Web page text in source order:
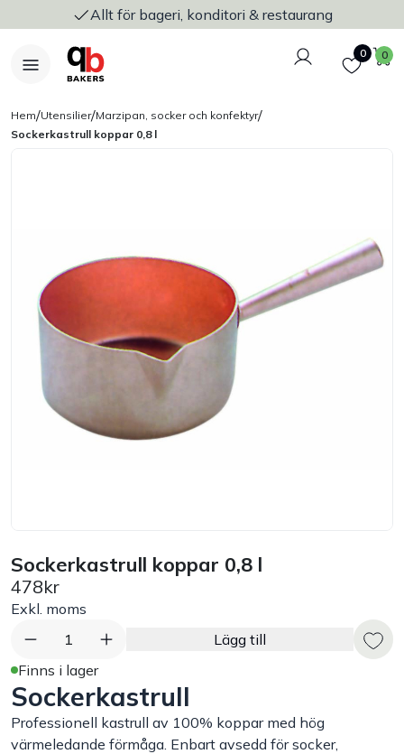
Allt för bageri, konditori & restaurang
Logga in
Favoriter
0 0
Bageriplåtar & bakformar
Stickvagnar & transport
Exponering & servering
Städutrustning
Arbetskläder
Plåtbyte
Hem/Utensilier/Marzipan, socker och konfektyr/
Sockerkastrull koppar 0,8 l
Sockerkastrull koppar 0,8 l
478kr
Exkl. moms
1
Lägg till
Finns i lager
Sockerkastrull
Professionell kastrull av 100% koppar med hög
värmeledande förmåga. Enbart avsedd för socker,